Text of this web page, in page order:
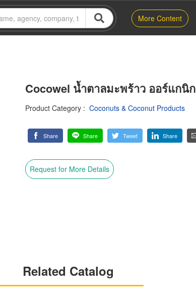
More Content
Cocowel น้ำตาลมะพร้าว ออร์แกนิก
Product Category : Coconuts & Coconut Products
Share Share Tweet Share
Request for More Details
Related Catalog